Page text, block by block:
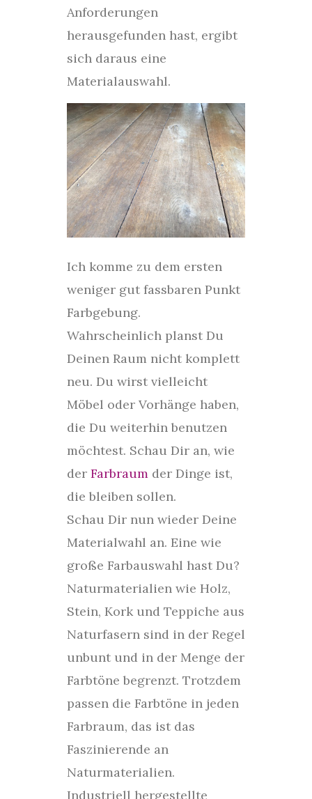
Anforderungen
herausgefunden hast, ergibt
sich daraus eine
Materialauswahl.
Ich komme zu dem ersten
weniger gut fassbaren Punkt
Farbgebung.
Wahrscheinlich planst Du
Deinen Raum nicht komplett
neu. Du wirst vielleicht
Möbel oder Vorhänge haben,
die Du weiterhin benutzen
möchtest. Schau Dir an, wie
der Farbraumder Dinge ist,
die bleiben sollen.
Schau Dir nun wieder Deine
Materialwahl an. Eine wie
große Farbauswahl hast Du?
Naturmaterialien wie Holz,
Stein, Kork und Teppiche aus
Naturfasern sind in der Regel
unbunt und in der Menge der
Farbtöne begrenzt. Trotzdem
passen die Farbtöne in jeden
Farbraum, das ist das
Faszinierende an
Naturmaterialien.
Industriell hergestellte